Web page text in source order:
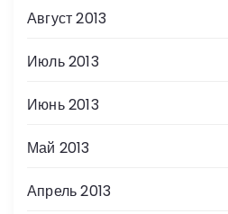
Август 2013
Июль 2013
Июнь 2013
Май 2013
Апрель 2013